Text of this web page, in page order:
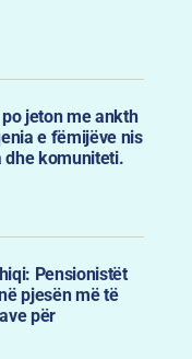
jeton me ankth
e fëmijëve nis
dhe komuniteti.
Pensionistët
pjesën më të
për